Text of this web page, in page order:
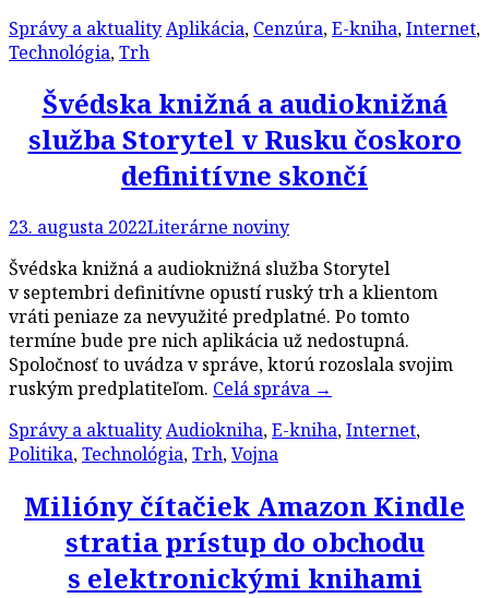
Správy a aktualityAplikácia, Cenzúra,E-kniha,Internet,
Technológia,Trh
Švédska knižná a audioknižná
služba Storytel v Rusku čoskoro
definitívne skončí
23. augusta 2022Literárne noviny
Švédska knižná a audioknižná služba Storytel
v septembri definitívne opustí ruský trh a klientom
vráti peniaze za nevyužité predplatné. Po tomto
termíne bude pre nich aplikácia už nedostupná.
Spoločnosť to uvádza v správe, ktorú rozoslala svojim
ruským predplatiteľom. Celá správa →
Správy a aktualityAudiokniha,E-kniha,Internet,
Politika,Technológia,Trh,Vojna
Milióny čítačiek Amazon Kindle
stratia prístup do obchodu
s elektronickými knihami